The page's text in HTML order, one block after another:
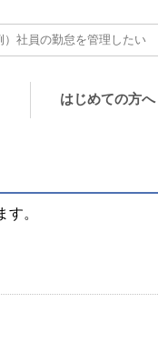
はじめての方へ
。